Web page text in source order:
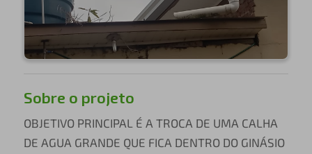
Sobre o projeto
OBJETIVO PRINCIPAL É A TROCA DE UMA CALHA
DE AGUA GRANDE QUE FICA DENTRO DO GINÁSIO